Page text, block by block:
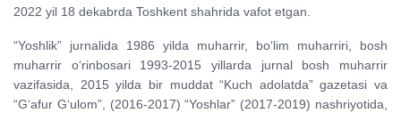
2022 yil 18 dekabrda Toshkent shahrida vafot etgan.
“Yoshlik” jurnalida 1986 yilda muharrir, bo‘lim muharriri, bosh
muharrir o‘rinbosari 1993-2015 yillarda jurnal bosh muharrir
vazifasida, 2015 yilda bir muddat “Kuch adolatda” gazetasi va
“G‘afur G‘ulom”, (2016-2017) “Yoshlar” (2017-2019) nashriyotida,